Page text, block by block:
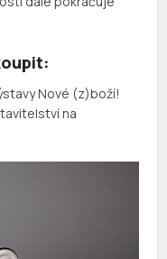
Nové (z)boží!
na